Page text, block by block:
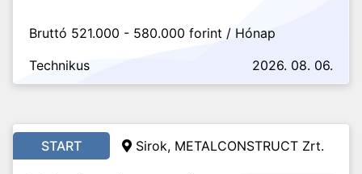
Bruttó 521.000 - 580.000 forint / Hónap
Technikus
2026. 08. 06.
START Sirok, METALCONSTRUCT Zrt.